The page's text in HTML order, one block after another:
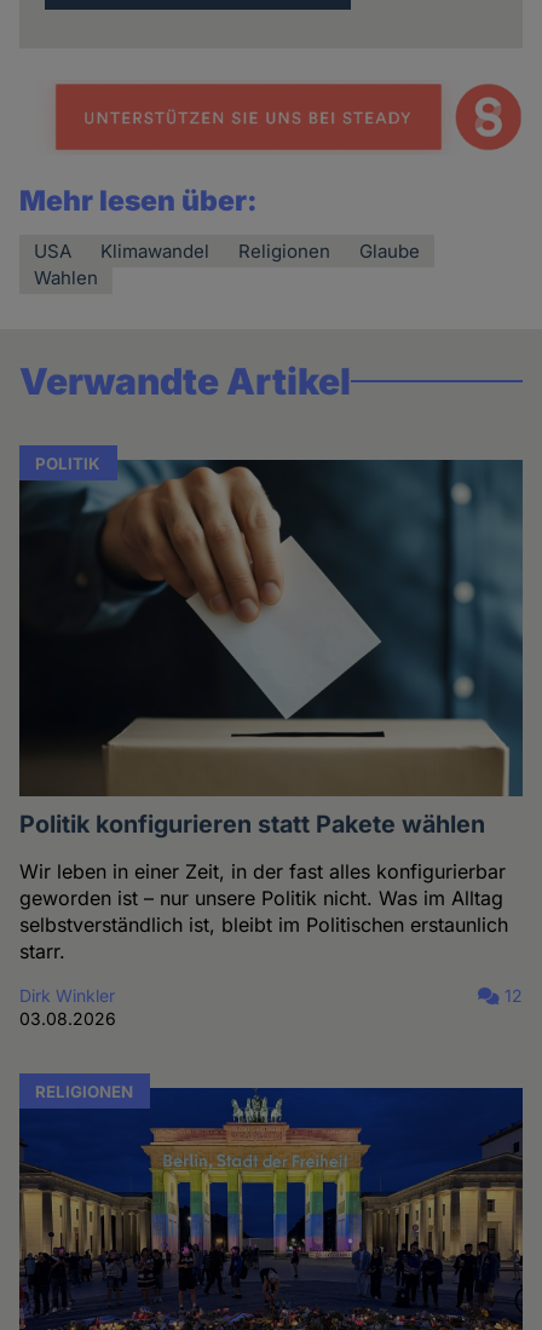
Mehr lesen über:
USA Klimawandel Religionen
Glaube
Wahlen
Verwandte Artikel
POLITIK
Politik konfigurieren statt Pakete wählen
Wir leben in einer Zeit, in der fast alles konfigurierbar
geworden ist – nur unsere Politik nicht. Was im Alltag
selbstverständlich ist, bleibt im Politischen erstaunlich
starr.
Dirk Winkler
03.08.2026
12
RELIGIONEN